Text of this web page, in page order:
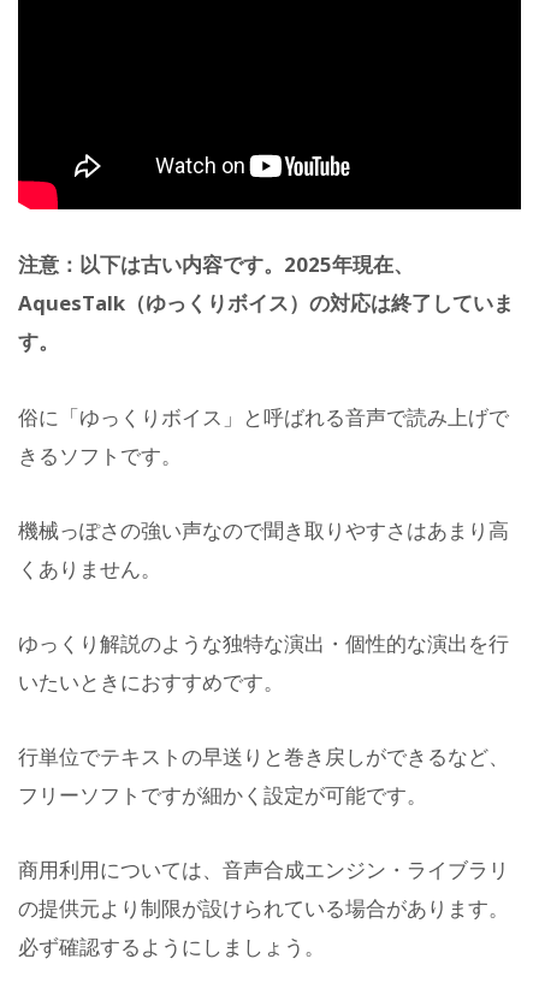
注意：以下は古い内容です。2025年現在、
AquesTalk（ゆっくりボイス）の対応は終了していま
す。
俗に「ゆっくりボイス」と呼ばれる音声で読み上げで
きるソフトです。
機械っぽさの強い声なので聞き取りやすさはあまり高
くありません。
ゆっくり解説のような独特な演出・個性的な演出を行
いたいときにおすすめです。
行単位でテキストの早送りと巻き戻しができるなど、
フリーソフトですが細かく設定が可能です。
商用利用については、音声合成エンジン・ライブラリ
の提供元より制限が設けられている場合があります。
必ず確認するようにしましょう。